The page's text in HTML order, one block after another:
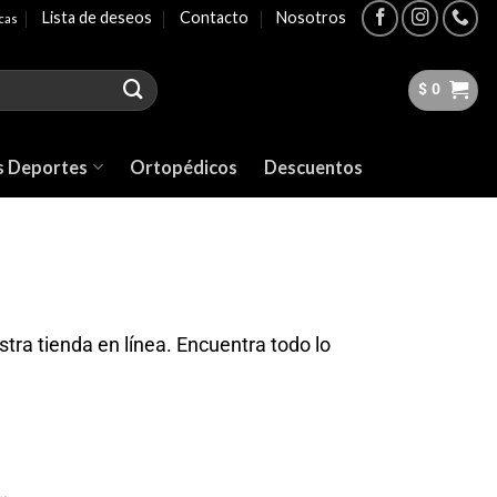
Lista de deseos Contacto Nosotros
$ 0
Deportes Ortopédicos Descuentos
tienda en línea. Encuentra todo lo